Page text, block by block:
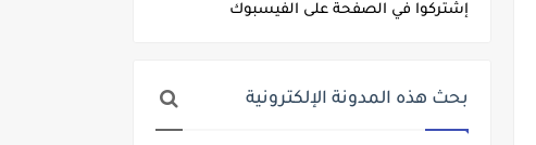
إشتركوا في الصفحة على الفيسبوك
بحث هذه المدونة الإلكترونية